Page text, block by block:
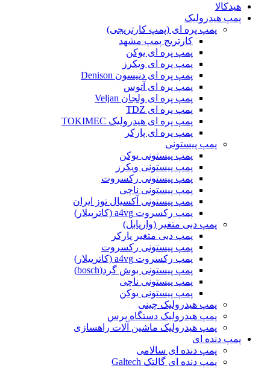
هیدکالا
پمپ هیدرولیک
پمپ پره ای (پمپ کارتریجی)
کارتریج پمپ مشهد
پمپ پره ای یوکن
پمپ پره ای ویکرز
پمپ پره ای دنیسون Denison
پمپ پره ای آتوس
پمپ پره ای ولجان Veljan
پمپ پره ای TDZ
پمپ پره ای هیدرولیک TOKIMEC
پمپ پره ای پارکر
پمپ پیستونی
پمپ پیستونی یوکن
پمپ پیستونی ویکرز
پمپ پیستونی رکسروت
پمپ پیستونی ناچی
پمپ پیستونی آکسیال توز ایران
پمپ رکسروت a4vg (کاترپیلار)
پمپ دبی متغیر (واریابل)
پمپ دبی متغیر پارکر
پمپ پیستونی رکسروت
پمپ رکسروت a4vg (کاترپیلار)
پمپ پیستونی بوش گرد(bosch)
پمپ پیستونی ناچی
پمپ پیستونی یوکن
پمپ هیدرولیک چینی
پمپ هیدرولیک دستگاه پرس
پمپ هیدرولیک ماشین آلات راهسازی
پمپ دنده ای
پمپ دنده ای سالامی
پمپ دنده ای گالتک Galtech